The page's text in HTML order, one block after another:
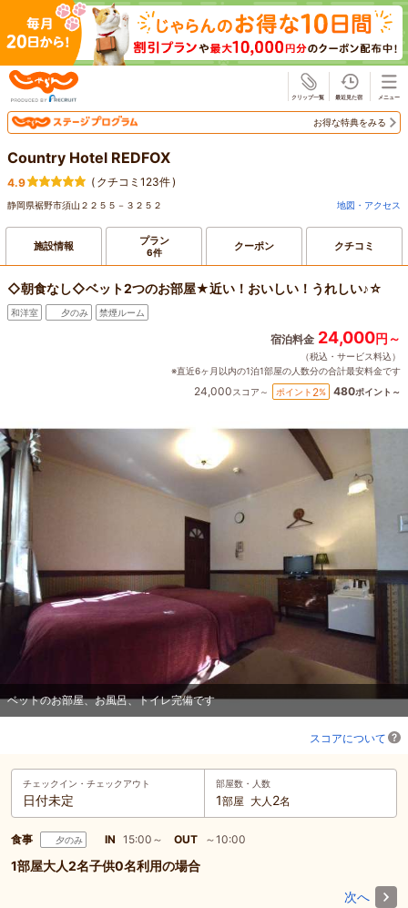
お得な特典をみる
Country Hotel REDFOX
4.9 ( クチコミ123件)
静岡県裾野市須山２２５５－３２５２ 地図・アクセス
施設情報 プラン
6件 クーポン クチコミ
◇朝食なし◇ベット2つのお部屋★近い！おいしい！うれしい♪☆
和洋室 夕のみ 禁煙ルーム
宿泊料金 24,000円～
（税込・サービス料込）
※直近6ヶ月以内の1泊1部屋の人数分の合計最安料金です
24,000スコア～ ポイント 2% 480ポイント～
ベットのお部屋、お風呂、トイレ完備です
スコアについて
チェックイン・ チェックアウト
日付未定
部屋数・人数
1部屋 大人 2名
食事 夕のみ IN 15:00～ OUT ～10:00
1部屋大人2名子供0名利用の場合
次へ